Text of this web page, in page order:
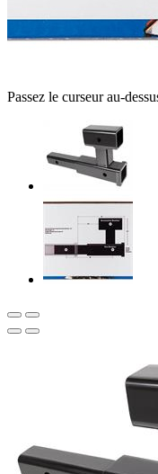
Passez le curseur au-